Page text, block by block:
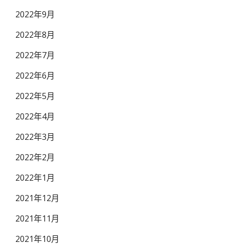
2022年9月
2022年8月
2022年7月
2022年6月
2022年5月
2022年4月
2022年3月
2022年2月
2022年1月
2021年12月
2021年11月
2021年10月